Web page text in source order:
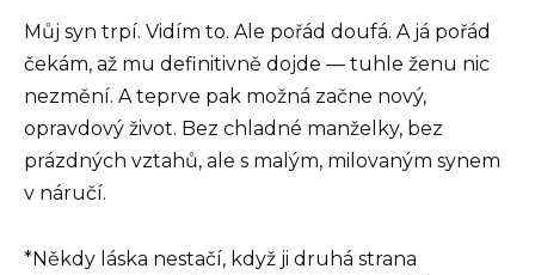
Můj syn trpí. Vidím to. Ale pořád doufá. A já pořád
čekám, až mu definitivně dojde — tuhle ženu nic
nezmění. A teprve pak možná začne nový,
opravdový život. Bez chladné manželky, bez
prázdných vztahů, ale s malým, milovaným synem
v náručí.
*Někdy láska nestačí, když ji druhá strana